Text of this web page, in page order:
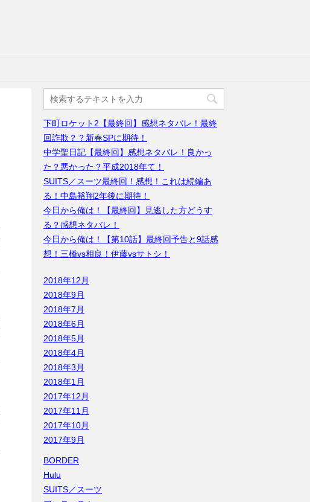
下町ロケット2【最終回】感想ネタバレ！最終
回詐欺？？新春SPに期待！
中学聖日記【最終回】感想ネタバレ！良かっ
た？悪かった？平成2018年て！
SUITS／スーツ最終回！感想！これは続編あ
る！中島裕翔2年後に期待！
今日から俺は！【最終回】見逃した方どうす
る？感想ネタバレ！
今日から俺は！【第10話】最終回予告と9話感
想！三橋vs相良！伊藤vsサトシ！
2018年12月
2018年9月
2018年7月
2018年6月
2018年5月
2018年4月
2018年3月
2018年1月
2017年12月
2017年11月
2017年10月
2017年9月
BORDER
Hulu
SUITS／スーツ